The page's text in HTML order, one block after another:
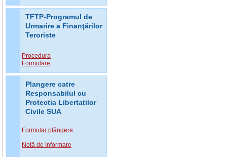
TFTP-Programul de
Urmarire a Finanţărilor
Teroriste
Procedura
Formulare
Plangere catre
Responsabilul cu
Protectia Libertatilor
Civile SUA
Formular plângere
Notă de Informare